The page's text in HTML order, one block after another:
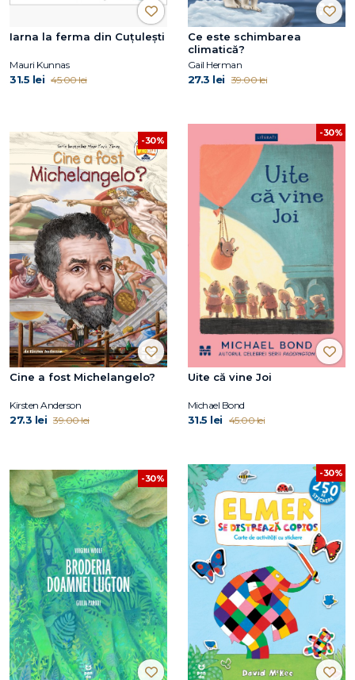
Iarna la ferma din Cuțulești
Mauri Kunnas
31.5 lei 45.00 lei
Ce este schimbarea
climatică?
Gail Herman
27.3 lei 39.00 lei
-30%
Cine a fost Michelangelo?
Kirsten Anderson
27.3 lei 39.00 lei
-30%
Uite că vine Joi
Michael Bond
31.5 lei 45.00 lei
-30% -30%